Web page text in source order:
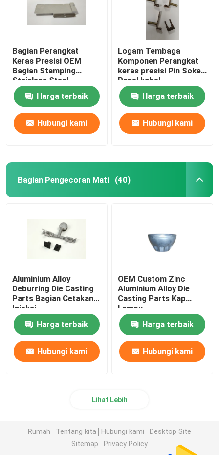
Bagian Perangkat
Keras Presisi OEM
Bagian Stamping
Stainless Steel
Galvanis Panas
Harga terbaik
Hubungi kami
Logam Tembaga
Komponen Perangkat
keras presisi Pin Soket
Panel kabel
Harga terbaik
Hubungi kami
Bagian Pengecoran Mati (40)
Aluminium Alloy
Deburring Die Casting
Parts Bagian Cetakan
Injeksi
Harga terbaik
Hubungi kami
OEM Custom Zinc
Aluminium Alloy Die
Casting Parts Kap
Lampu
Harga terbaik
Hubungi kami
Lihat Lebih
Rumah Tentang kita Hubungi kami
Desktop Site
Sitemap
Privacy Policy